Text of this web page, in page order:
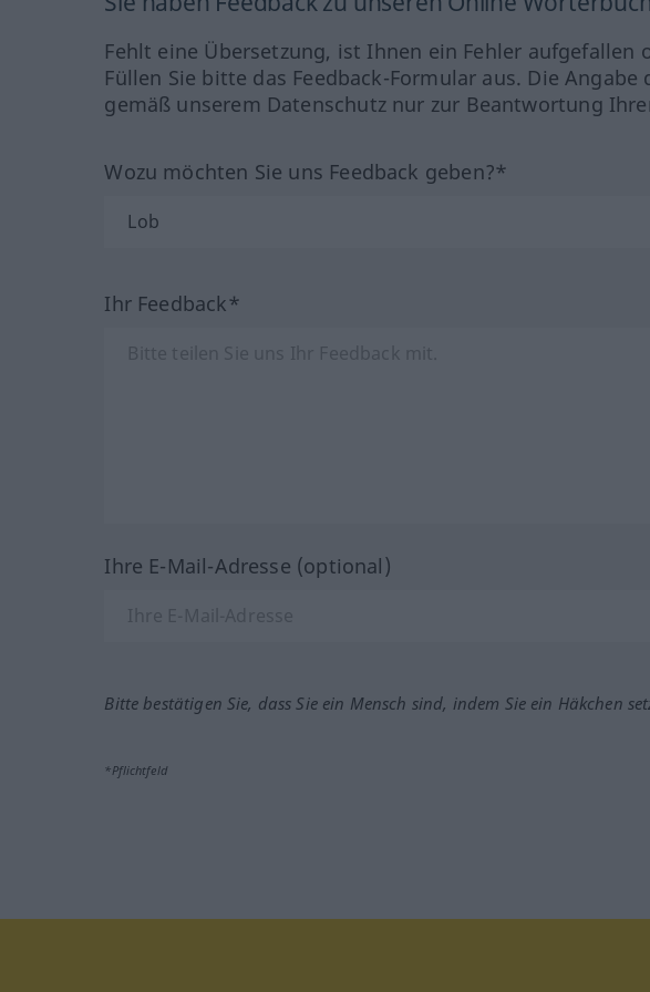
Fehlt eine Übersetzung, ist Ihnen ein Fehler aufgefallen
Füllen Sie bitte das Feedback-Formular aus. Die
gemäß unserem Datenschutz nur zur Beantwortung
Wozu möchten Sie uns Feedback geben?*
Ihr Feedback*
Ihre E-Mail-Adresse (optional)
Bitte bestätigen Sie, dass Sie ein Mensch sind, indem Sie ein Häkchen
*Pflichtfeld